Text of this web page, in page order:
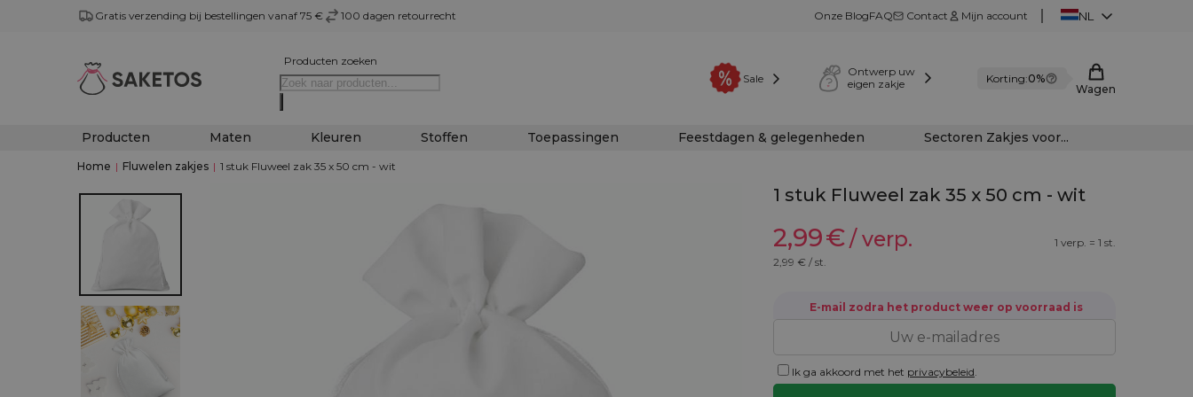
Gratis verzending bij bestellingen vanaf 75 € 100 dagen retourrecht Onze BlogFAQ Contact Mijn account NL
Producten zoeken
Sale
Ontwerp uw
eigen zakje
Korting:0%
Wagen
Producten Maten Kleuren Stoffen Toepassingen Feestdagen & gelegenheden Sectoren Zakjes voor...
Home | Fluwelen zakjes | 1 stuk Fluweel zak 35 x 50 cm - wit
1 stuk Fluweel zak 35 x 50 cm - wit
2,99€/ verp.
1 verp. = 1 st.
2,99 € / st.
E-mail zodra het product weer op voorraad is
Ik ga akkoord met het privacybeleid.